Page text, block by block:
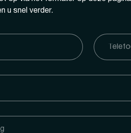
u snel verder.